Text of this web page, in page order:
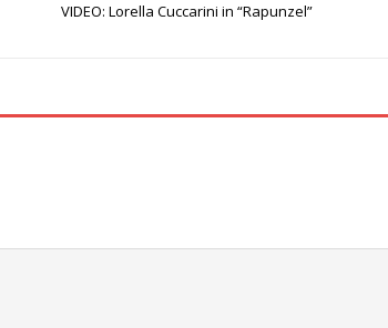
VIDEO: Lorella Cuccarini in “Rapunzel”